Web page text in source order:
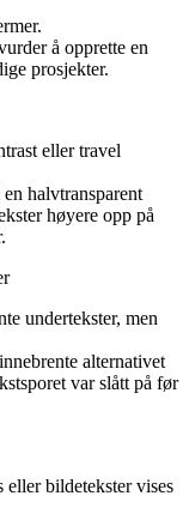
å opprette en
prosjekter.
eller travel
halvtransparent
høyere opp på
undertekster, men
alternativet
var slått på før
bildetekster vises